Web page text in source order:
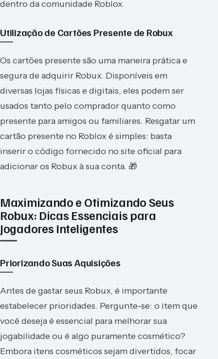
dentro da comunidade Roblox.
Utilização de Cartões Presente de Robux
Os cartões presente são uma maneira prática e
segura de adquirir Robux. Disponíveis em
diversas lojas físicas e digitais, eles podem ser
usados tanto pelo comprador quanto como
presente para amigos ou familiares. Resgatar um
cartão presente no Roblox é simples: basta
inserir o código fornecido no site oficial para
adicionar os Robux à sua conta. 🎁
Maximizando e Otimizando Seus
Robux: Dicas Essenciais para
Jogadores Inteligentes
Priorizando Suas Aquisições
Antes de gastar seus Robux, é importante
estabelecer prioridades. Pergunte-se: o item que
você deseja é essencial para melhorar sua
jogabilidade ou é algo puramente cosmético?
Embora itens cosméticos sejam divertidos, focar